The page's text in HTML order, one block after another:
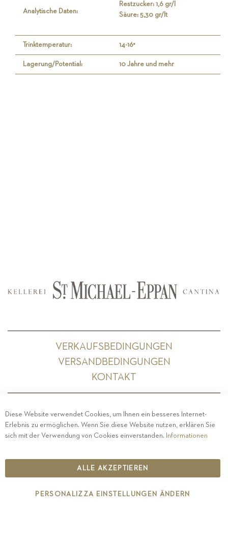
Analytische Daten:
Restzucker: 1,6 gr/l
Säure: 5,30 gr/lt
Trinktemperatur: 14-16°
Lagerung/Potential: 10 Jahre und mehr
VERKAUFSBEDINGUNGEN
VERSANDBEDINGUNGEN
KONTAKT
PRIVACY-IMPRESSUM- COOKIE POLICY-
ETHISCHER KODEX
IT00126670215
Diese Website verwendet Cookies, um Ihnen ein besseres Internet-
Erlebnis zu ermöglichen. Wenn Sie diese Website nutzen, erklären Sie
sich mit der Verwendung von Cookies einverstanden. Informationen
ALLE AKZEPTIEREN
PERSONALIZZA EINSTELLUNGEN ÄNDERN